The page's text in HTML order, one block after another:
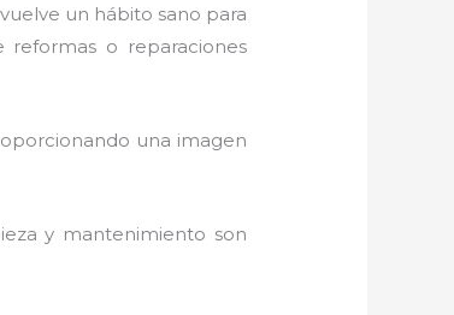
un hábito sano para
o reparaciones
una imagen
y mantenimiento son